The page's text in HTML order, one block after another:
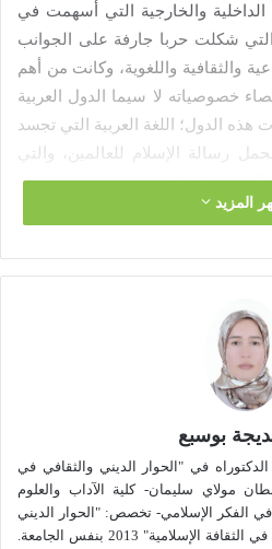
والخارجية التي أسهمت في
التي شكلت حربا جارفة على الجوانب
والثقافية واللغوية، وكانت من أهم
خصوصياته لا سيما الدول العربية
الدول؛ اللغة العربية التي تجسد
رسالة الإسلام للعالمين، والتي
الإسلامية، فإن هذه العولمة
خاصة مع جيل ضعيف الصلة مع لغته
بين العالمية والعولمة الواقع
بين العالمية وتحديات العولمة
العربية مكانتها وتحقق عالميتها؟
المرجو الضغط هنا
المزيد
بوسبع
في "الحوار الديني والثقافي في
مولاي سليمان- كلية الآداب والعلوم
ملال 2021، وماستر في الفكر الإسلامي- تخصص: "الحوار الديني
والحضاري وقضايا الاجتهاد والتجديد في الثقافة الإسلامية" 2013 بنفس الجامعة.